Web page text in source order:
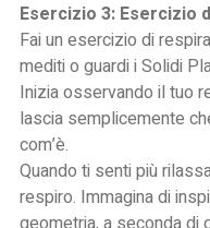
Esercizio 3: Esercizio
Fai un esercizio di
mediti o guardi i Solidi
Inizia osservando il tuo
lascia semplicemente
com’è.
Quando ti senti più
respiro. Immagina di